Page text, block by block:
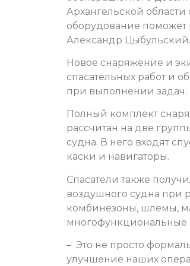
Архангельской
оборудование поможет
Александр Цыбульский.
Новое снаряжение и
спасательных работ и
при выполнении задач.
Полный комплект
рассчитан на две
судна. В него входят
каски и навигаторы.
Спасатели также
воздушного судна при
комбинезоны, шлемы,
многофункциональные
– Это не просто
улучшение наших